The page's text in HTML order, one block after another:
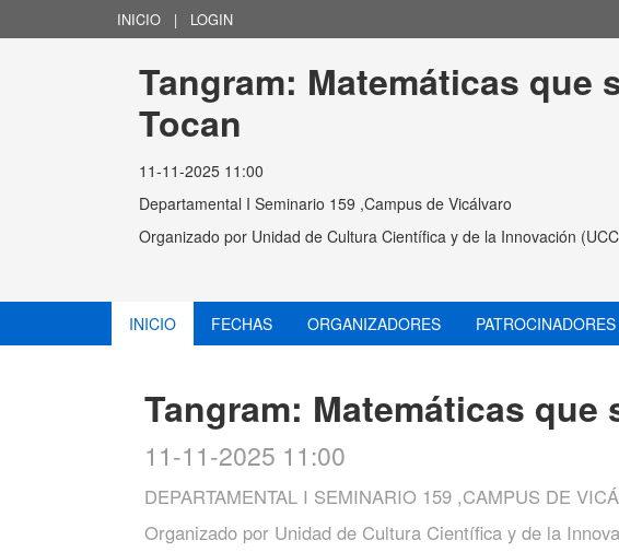
INICIO | LOGIN
Tangram: Matemáticas que
Tocan
11-11-2025 11:00
Departamental I Seminario 159 ,Campus de Vicálvaro
Organizado por Unidad de Cultura Científica y de la Innovación
INICIO FECHAS ORGANIZADORES PATROCINADORES
Tangram: Matemáticas que
11-11-2025 11:00
DEPARTAMENTAL I SEMINARIO 159 ,CAMPUS DE
Organizado por Unidad de Cultura Científica y de la